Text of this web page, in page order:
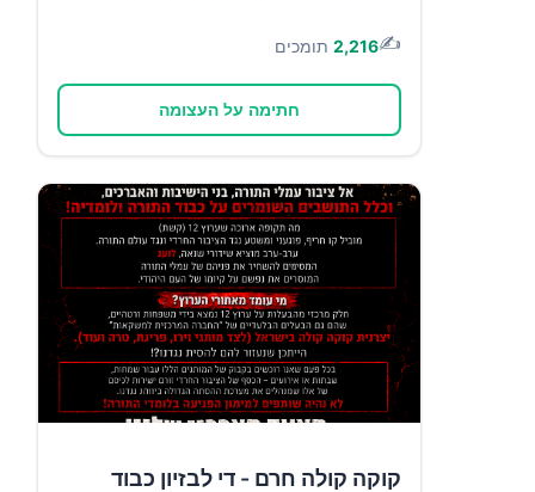
✍️
2,216 תומכים
חתימה על העצומה
קוקה קולה חרם - די לבזיון כבוד